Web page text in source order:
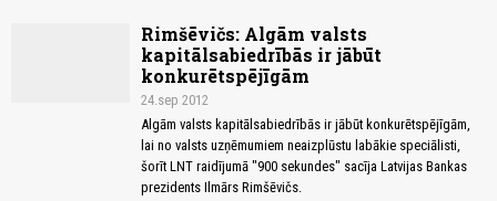
Rimšēvičs: Algām valsts
kapitālsabiedrībās ir jābūt
konkurētspējīgām
24.sep 2012
Algām valsts kapitālsabiedrībās ir jābūt konkurētspējīgām,
lai no valsts uzņēmumiem neaizplūstu labākie speciālisti,
šorīt LNT raidījumā "900 sekundes" sacīja Latvijas Bankas
prezidents Ilmārs Rimšēvičs.